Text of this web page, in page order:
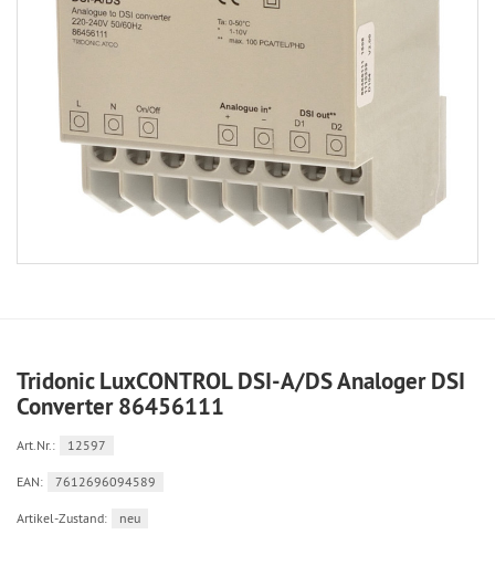
Tridonic LuxCONTROL DSI-A/DS Analoger DSI
Converter 86456111
Art.Nr.: 12597
EAN: 7612696094589
Artikel-Zustand: neu